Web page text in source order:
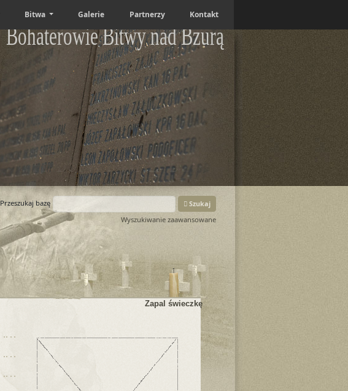
Bitwa Galerie Partnerzy Kontakt
Bohaterowie Bitwy nad Bzurą
Przeszukaj bazę
Szukaj
Wyszukiwanie zaawansowane
Zapal świeczkę